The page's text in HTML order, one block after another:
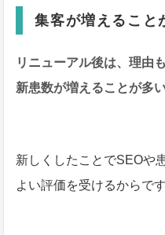
集客が増えること
リニューアル後は、理由
新患数が増えることが多い
新しくしたことでSEOや
よい評価を受けるからです